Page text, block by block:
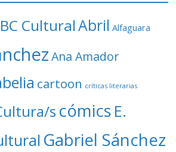
CulturalAbril Alfaguara
Ana Amador
cartoon críticas literarias
s cómics E.
Gabriel Sánchez